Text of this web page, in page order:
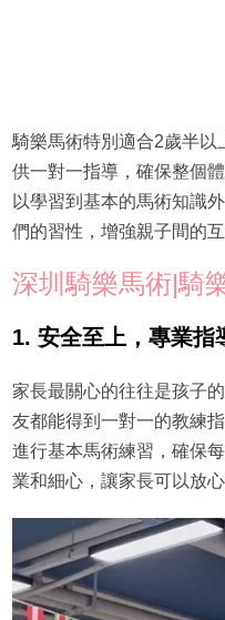
騎樂馬術特別適合2歲半以
供一對一指導，確保整個
以學習到基本的馬術知識
們的習性，增強親子間的互
深圳騎樂馬術|騎
1. 安全至上，專業指
家長最關心的往往是孩子
友都能得到一對一的教練
進行基本馬術練習，確保
業和細心，讓家長可以放